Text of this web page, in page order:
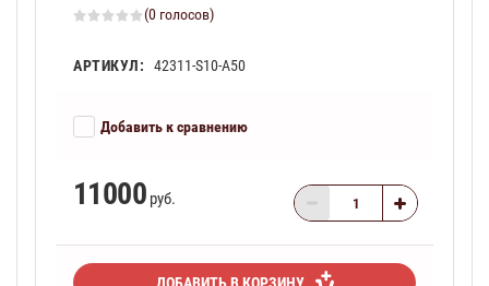
(0 голосов)
АРТИКУЛ: 42311-S10-A50
Добавить к сравнению
11000 руб.